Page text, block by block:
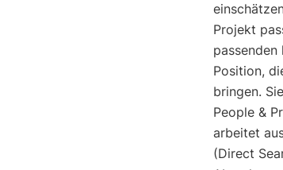
Projekt
Position,
bringen.
People &
arbeitet
(Direct